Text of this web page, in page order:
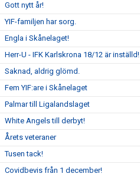
Gott nytt år!
YIF-familjen har sorg.
Engla i Skånelaget!
Herr-U - IFK Karlskrona 18/12 är inställd!
Saknad, aldrig glömd.
Fem YIF:are i Skånelaget
Palmar till Ligalandslaget
White Angels till derbyt!
Årets veteraner
Tusen tack!
Covidbevis från 1 december!